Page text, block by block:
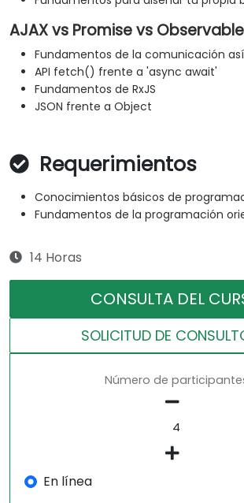
AJAX vs Promise vs Observable
Fundamentos de la comunicación
API fetch() frente a 'async await'
Fundamentos de RxJS
JSON frente a Object
Requerimientos
Conocimientos básicos de
Fundamentos de la programación
14 Horas
CONSULTA DEL
SOLICITUD DE
Número de
En línea